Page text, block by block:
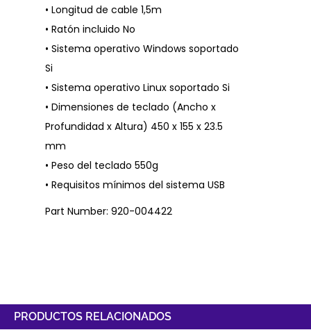
• Longitud de cable 1,5m
• Ratón incluido No
• Sistema operativo Windows soportado
Si
• Sistema operativo Linux soportado Si
• Dimensiones de teclado (Ancho x
Profundidad x Altura) 450 x 155 x 23.5
mm
• Peso del teclado 550g
• Requisitos mínimos del sistema USB
Part Number: 920-004422
PRODUCTOS RELACIONADOS